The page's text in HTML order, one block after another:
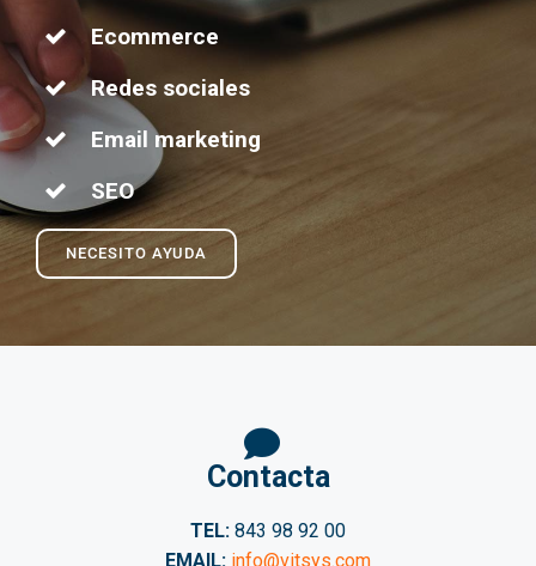
Ecommerce
Redes sociales
Email marketing
SEO
NECESITO AYUDA
Contacta
TEL: 843 98 92 00
EMAIL: info@vitsys.com